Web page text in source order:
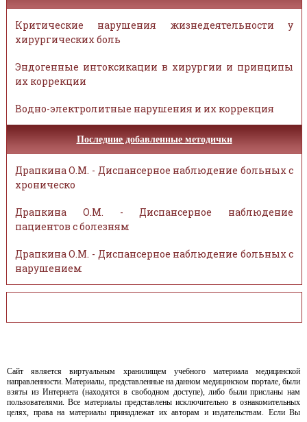
Критические нарушения жизнедеятельности у
хирургических боль
Эндогенные интоксикации в хирургии и принципы
их коррекции
Водно-электролитные нарушения и их коррекция
Последние добавленные методички
Драпкина О.М. - Диспансерное наблюдение больных с
хроническо
Драпкина О.М. - Диспансерное наблюдение
пациентов с болезням
Драпкина О.М. - Диспансерное наблюдение больных с
нарушением
Сайт является виртуальным хранилищем учебного материала медицинской
направленности. Материалы, представленные на данном медицинском портале, были
взяты из Интернета (находятся в свободном доступе), либо были присланы нам
пользователями. Все материалы представлены исключительно в ознакомительных
целях, права на материалы принадлежат их авторам и издательствам. Если Вы